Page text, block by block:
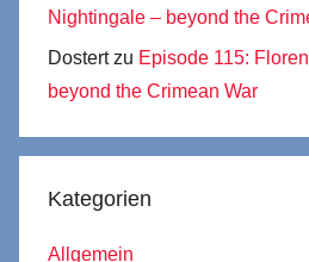
Nightingale – beyond the
Dostertzu Episode 115:
beyond the Crimean War
Kategorien
Allgemein